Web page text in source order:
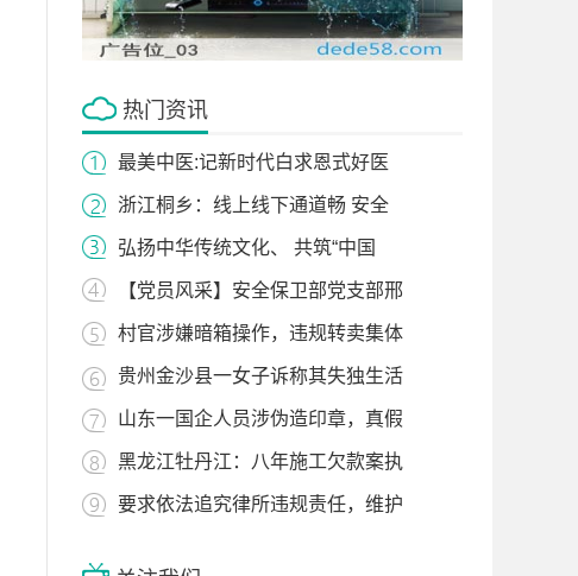
热门资讯
最美中医:记新时代白求恩式好医
浙江桐乡：线上线下通道畅 安全
弘扬中华传统文化、 共筑“中国
【党员风采】安全保卫部党支部邢
村官涉嫌暗箱操作，违规转卖集体
贵州金沙县一女子诉称其失独生活
山东一国企人员涉伪造印章，真假
黑龙江牡丹江：八年施工欠款案执
要求依法追究律所违规责任，维护